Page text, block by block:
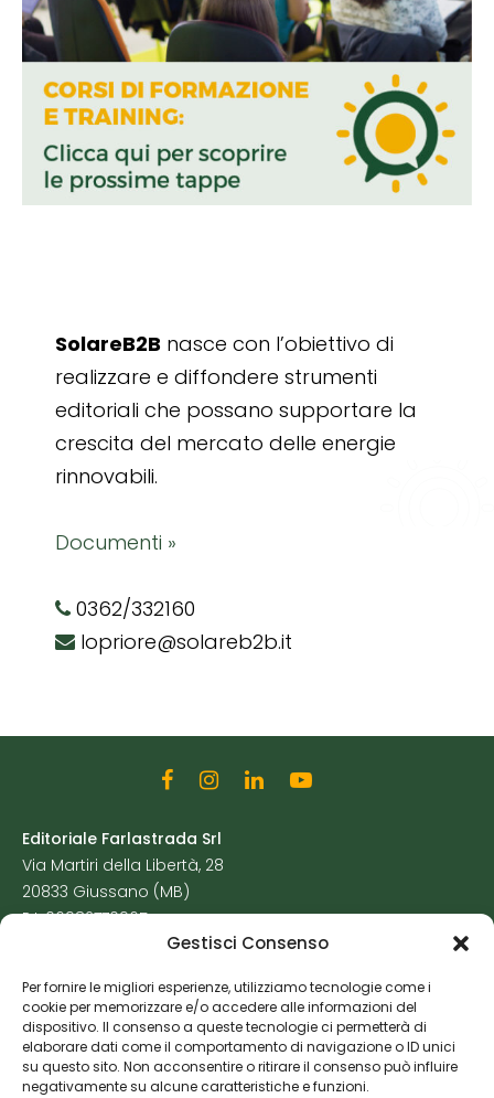
Gestisci Consenso
Per fornire le migliori esperienze, utilizziamo tecnologie come i
cookie per memorizzare e/o accedere alle informazioni del
dispositivo. Il consenso a queste tecnologie ci permetterà di
elaborare dati come il comportamento di navigazione o ID unici
su questo sito. Non acconsentire o ritirare il consenso può influire
negativamente su alcune caratteristiche e funzioni.
SolareB2B nasce con l’obiettivo di
realizzare e diffondere strumenti
editoriali che possano supportare la
crescita del mercato delle energie
rinnovabili.
Documenti »
0362/332160
lopriore@solareb2b.it
Editoriale Farlastrada Srl
Via Martiri della Libertà, 28
20833 Giussano (MB)
P.I. 06982770965
Cookie Policy
Risorse Aggiuntive